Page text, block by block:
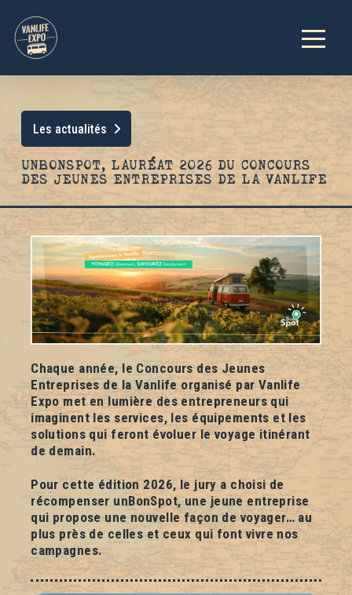
Les actualités
UNBONSPOT, LAURÉAT 2026 DU CONCOURS
DES JEUNES ENTREPRISES DE LA VANLIFE
Chaque année, le Concours des Jeunes
Entreprises de la Vanlife organisé par Vanlife
Expo met en lumière des entrepreneurs qui
imaginent les services, les équipements et les
solutions qui feront évoluer le voyage itinérant
de demain.
Pour cette édition 2026, le jury a choisi de
récompenser unBonSpot, une jeune entreprise
qui propose une nouvelle façon de voyager… au
plus près de celles et ceux qui font vivre nos
campagnes.